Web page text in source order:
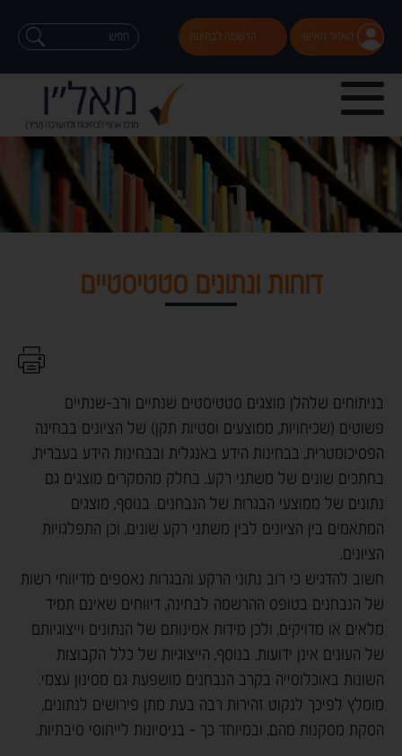
האזור האישי הרשמה לבחינות
דוחות ונתונים סטטיסטיים
בניתוחים שלהלן מוצגים סטטיסטים שנתיים ורב-שנתיים
פשוטים (שכיחויות, ממוצעים וסטיות תקן) של הציונים בבחינה
הפסיכומטרית, בבחינות הידע באנגלית ובבחינות הידע בעברית,
בחתכים שונים של משתני רקע. בחלק מהמקרים מוצגים גם
נתונים של ממוצעי הבגרות של הנבחנים. בנוסף, מוצגים
המתאמים בין הציונים לבין משתני רקע שונים, וכן התפלגויות
הציונים.
חשוב להדגיש כי רוב נתוני הרקע והבגרות נאספים מדיווחי רשות
של הנבחנים בטופס ההרשמה לבחינה, דיווחים שאינם תמיד
מלאים או מדויקים, ולכן מידות אמינותם של הנתונים וייצוגיותם
של העונים אינן ידועות. בנוסף, הייצוגיות של כלל הקבוצות
השונות באוכלוסייה בקרב הנבחנים מושפעת גם מסינון עצמי.
מומלץ לפיכך לנקוט זהירות רבה בעת מתן פירושים לנתונים,
הסקת מסקנות מהם, ובמיוחד כך - בניסיונות לייחוסי סיבתיות.